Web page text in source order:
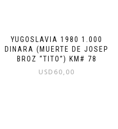
YUGOSLAVIA 1980 1.000
DINARA (MUERTE DE JOSEP
BROZ “TITO”) KM# 78
USD 60,00